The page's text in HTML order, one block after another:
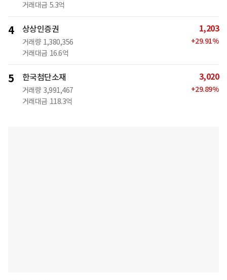
거래대금 5.3억
4 상상인증권
거래량 1,380,356
거래대금 16.6억
1,203
+29.91%
5 한국첨단소재
거래량 3,991,467
거래대금 118.3억
3,020
+29.89%